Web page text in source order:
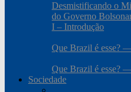
Desmistificando o
do Governo
I – Introdução
Que Brazil é esse?
Que Brazil é esse?
Sociedade